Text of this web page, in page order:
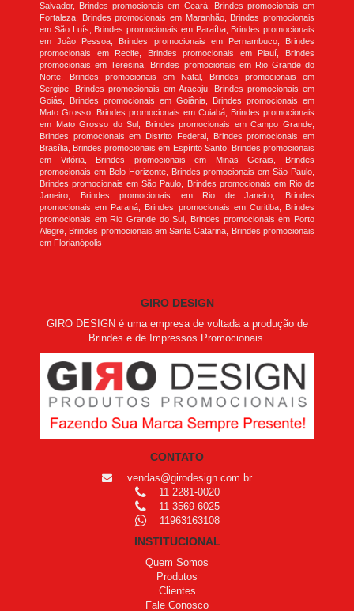
Salvador, Brindes promocionais em Ceará, Brindes promocionais em
Fortaleza, Brindes promocionais em Maranhão, Brindes promocionais
em São Luís, Brindes promocionais em Paraíba, Brindes promocionais
em João Pessoa, Brindes promocionais em Pernambuco, Brindes
promocionais em Recife, Brindes promocionais em Piauí, Brindes
promocionais em Teresina, Brindes promocionais em Rio Grande do
Norte, Brindes promocionais em Natal, Brindes promocionais em
Sergipe, Brindes promocionais em Aracaju, Brindes promocionais em
Goiás, Brindes promocionais em Goiânia, Brindes promocionais em
Mato Grosso, Brindes promocionais em Cuiabá, Brindes promocionais
em Mato Grosso do Sul, Brindes promocionais em Campo Grande,
Brindes promocionais em Distrito Federal, Brindes promocionais em
Brasília, Brindes promocionais em Espírito Santo, Brindes promocionais
em Vitória, Brindes promocionais em Minas Gerais, Brindes
promocionais em Belo Horizonte, Brindes promocionais em São Paulo,
Brindes promocionais em São Paulo, Brindes promocionais em Rio de
Janeiro, Brindes promocionais em Rio de Janeiro, Brindes
promocionais em Paraná, Brindes promocionais em Curitiba, Brindes
promocionais em Rio Grande do Sul, Brindes promocionais em Porto
Alegre, Brindes promocionais em Santa Catarina, Brindes promocionais
em Florianópolis
GIRO DESIGN
GIRO DESIGN é uma empresa de voltada a produção de
Brindes e de Impressos Promocionais.
CONTATO
vendas@girodesign.com.br
11 2281-0020
11 3569-6025
11963163108
INSTITUCIONAL
Quem Somos
Produtos
Clientes
Fale Conosco